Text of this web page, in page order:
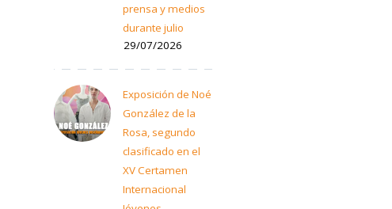
prensa y medios
durante julio
29/07/2026
Exposición de Noé
González de la
Rosa, segundo
clasificado en el
XV Certamen
Internacional